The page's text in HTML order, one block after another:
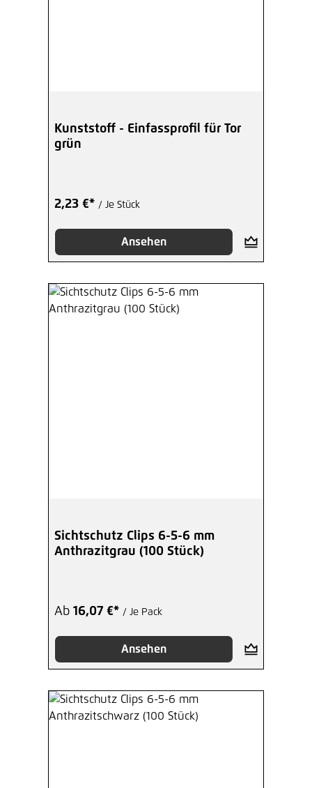
Kunststoff - Einfassprofil für Tor
grün
2,23 €* / Je Stück
Ansehen
Sichtschutz Clips 6-5-6 mm
Anthrazitgrau (100 Stück)
Ab 16,07 €* / Je Pack
Ansehen